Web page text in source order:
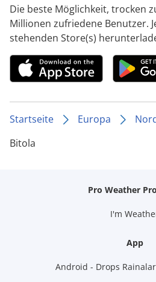
Die beste Möglichkeit, trocken
Millionen zufriedene Benutzer.
stehenden Store(s)
Startseite Europa
Bitola
Pro Weather
I'm
App
Android - Drops